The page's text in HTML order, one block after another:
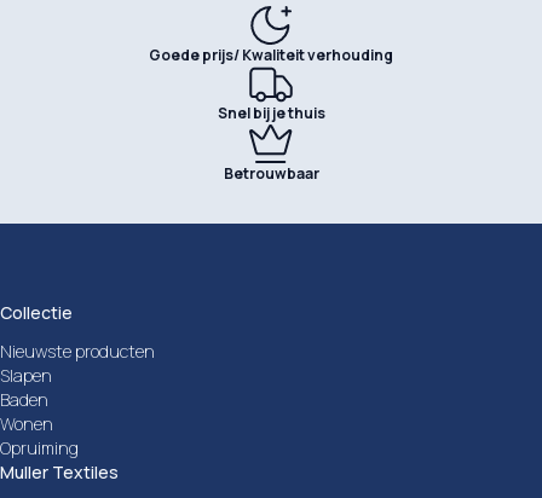
Goede prijs/ Kwaliteit verhouding
Snel bij je thuis
Betrouwbaar
Collectie
Nieuwste producten
Slapen
Baden
Wonen
Opruiming
Muller Textiles